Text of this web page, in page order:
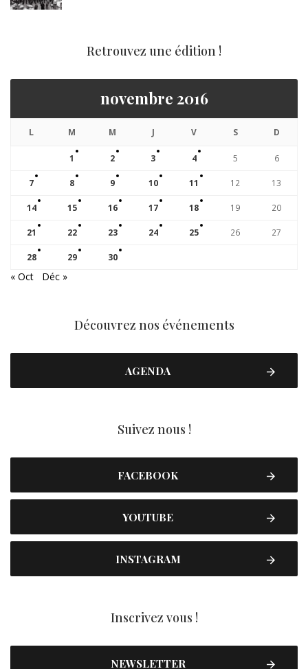
Retrouvez une édition !
novembre 2016
L M M J V S D
1 2 3 4 5 6
7 8 9 10 11 12 13
14 15 16 17 18 19 20
21 22 23 24 25 26 27
28 29 30
« Oct Déc »
Découvrez nos événements
AGENDA
Suivez nous !
FACEBOOK
YOUTUBE
INSTAGRAM
Inscrivez vous !
NEWSLETTER